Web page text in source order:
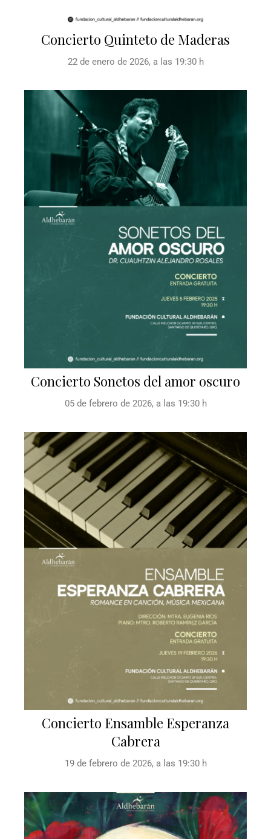
Concierto Quinteto de Maderas
22 de enero de 2026, a las 19:30 h
Concierto Sonetos del amor oscuro
05 de febrero de 2026, a las 19:30 h
Concierto Ensamble Esperanza
Cabrera
19 de febrero de 2026, a las 19:30 h